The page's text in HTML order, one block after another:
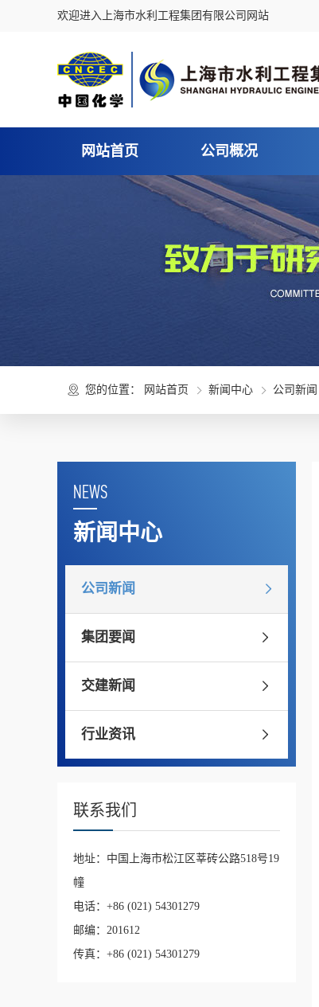
欢迎进入上海市水利工程集团有限公司网站
网站首页 公司概况
您的位置： 网站首页 新闻中心 公司新闻
NEWS
新闻中心
公司新闻
集团要闻
交建新闻
行业资讯
联系我们
地址：中国上海市松江区莘砖公路518号19
幢
电话：+86 (021) 54301279
邮编：201612
传真：+86 (021) 54301279